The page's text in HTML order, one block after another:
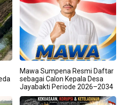
Mawa Sumpena Resmi Daftar
sebagai Calon Kepala Desa
Jayabakti Periode 2026–2034